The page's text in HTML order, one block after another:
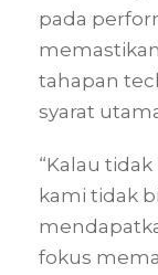
pada
tahapan
syarat
“Kalau
kami tidak
fokus